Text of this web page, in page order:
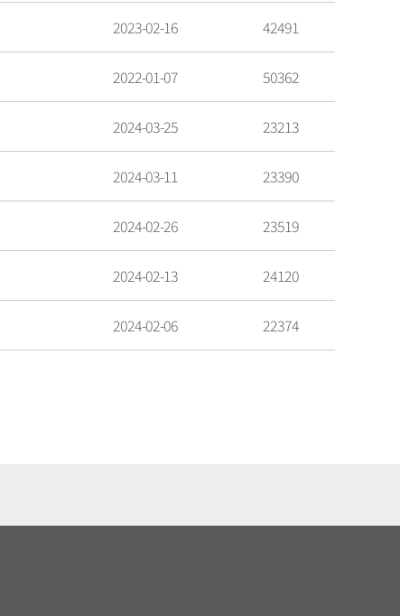
2023-02-16 42491
2022-01-07 50362
2024-03-25 23213
2024-03-11 23390
2024-02-26 23519
2024-02-13 24120
2024-02-06 22374